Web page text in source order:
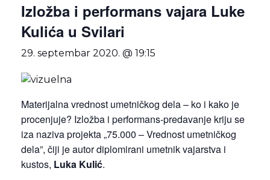
Izložba i performans vajara Luke
Kulića u Svilari
29. septembar 2020. @ 19:15
Materijalna vrednost umetničkog dela – ko i kako je
procenjuje? Izložba i performans-predavanje kriju se
iza naziva projekta „75.000 – Vrednost umetničkog
dela”, čiji je autor diplomirani umetnik vajarstva i
kustos, Luka Kulić.